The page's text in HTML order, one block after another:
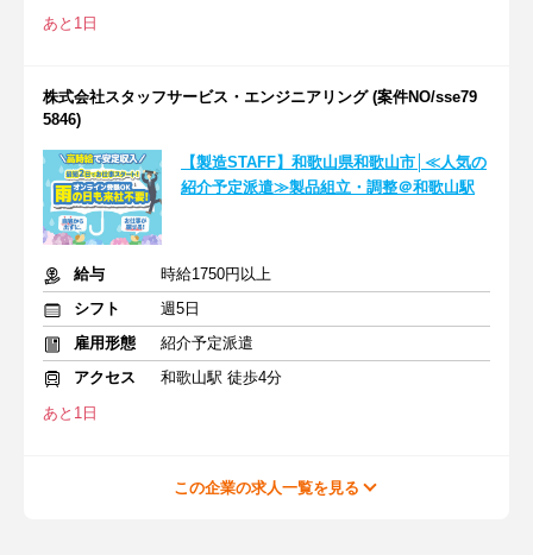
あと1日
株式会社スタッフサービス・エンジニアリング (案件NO/sse79
5846)
【製造STAFF】和歌山県和歌山市│≪人気の
紹介予定派遣≫製品組立・調整＠和歌山駅
給与
時給1750円以上
シフト
週5日
雇用形態
紹介予定派遣
アクセス
和歌山駅 徒歩4分
あと1日
この企業の求人一覧を見る